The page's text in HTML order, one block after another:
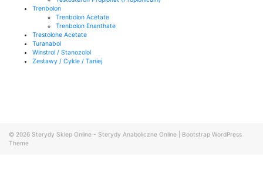
Trenbolon
Trenbolon Acetate
Trenbolon Enanthate
Trestolone Acetate
Turanabol
Winstrol / Stanozolol
Zestawy / Cykle / Taniej
© 2026 Sterydy Sklep Online - Sterydy Anaboliczne Online
Bootstrap WordPress
Theme